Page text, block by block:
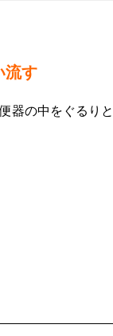
流す
器の中をぐるりと